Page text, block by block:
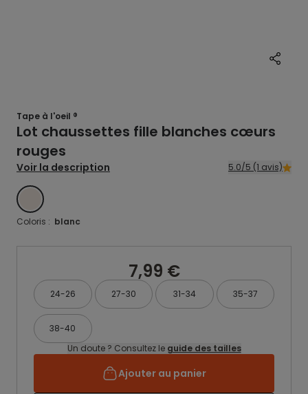
Tape à l'oeil ®
Lot chaussettes fille blanches cœurs
rouges
Voir la description 5.0/5 (1 avis)
BLANC
Coloris : blanc
7,99 €
24-26 27-30 31-34 35-37
38-40
Un doute ? Consultez le guide des tailles
Ajouter au panier